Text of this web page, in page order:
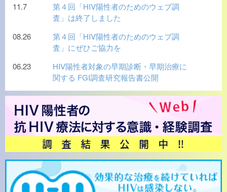
11.7
第４回「HIV陽性者のためのウェブ調
査」は終了しました
08.26
第４回「HIV陽性者のためのウェブ調
査」にぜひご協力を
06.23
HIV陽性者対象の早期診断・早期治療に
関する FGI調査研究報告書公開